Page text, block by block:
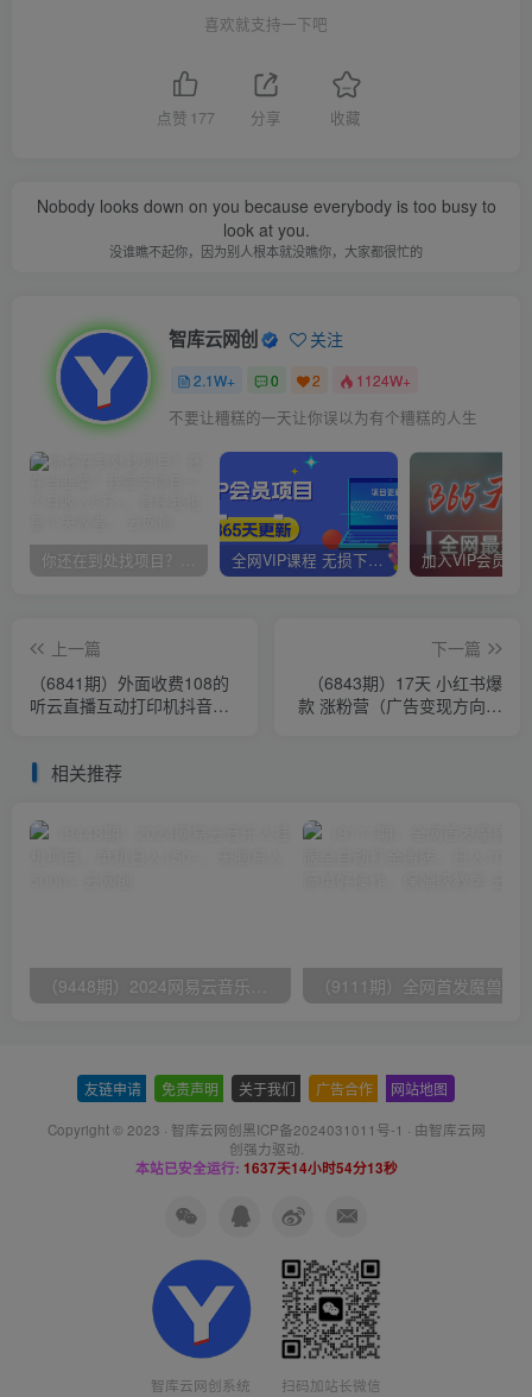
喜欢就支持一下吧
点赞 177 分享 收藏
Nobody looks down on you because everybody is too busy to
look at you.
没谁瞧不起你，因为别人根本就没瞧你，大家都很忙的
智库云网创 关注
2.1W+ 0 2 1124W+
不要让糟糕的一天让你误以为有个糟糕的人生
你还在到处找项目？还在当韭菜？我靠卖项目一个月收入5万+，曾经我也是个失败者。 全网VIP课程 无损下载~
上一篇
（6841期）外面收费108的
听云直播互动打印机抖音虚
下一篇
（6843期）17天 小红书爆
款 涨粉营（广告变现方向）
相关推荐
友链申请 免责声明 关于我们 广告合作 网站地图
Copyright © 2023 · 智库云网创黑ICP备2024031011号-1 · 由智库云网
创强力驱动.
本站已安全运行: 1637天14小时54分14秒
智库云网创系统
扫码加站长微信